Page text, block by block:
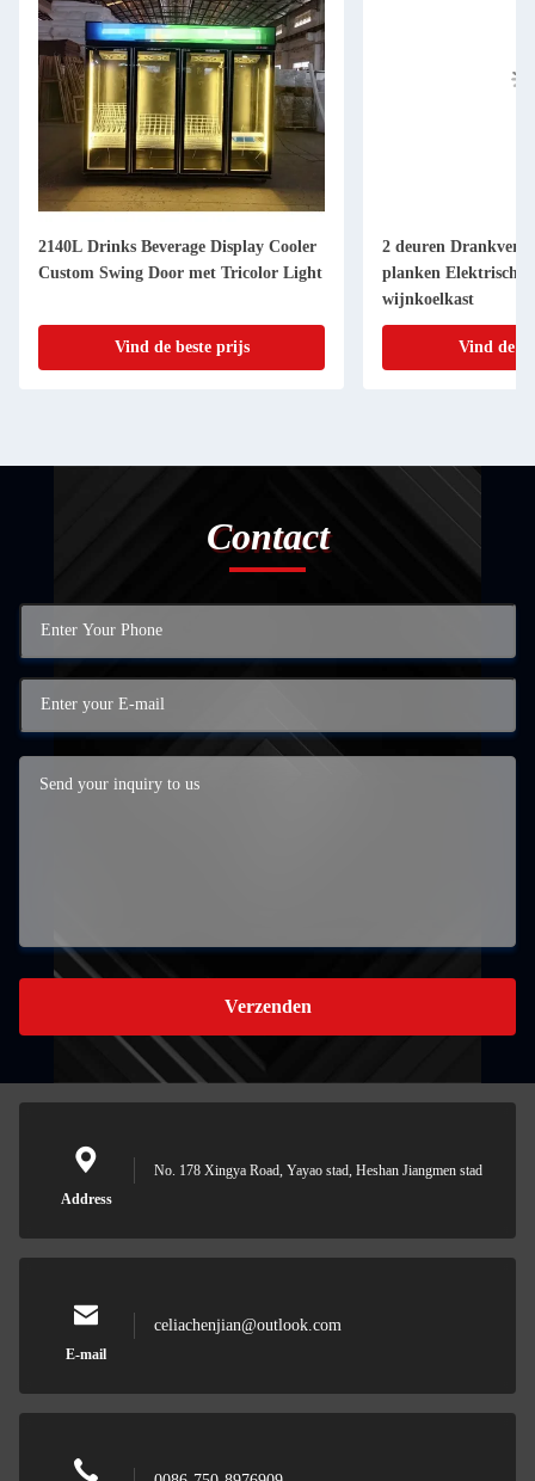
2140L Drinks Beverage Display Cooler
Custom Swing Door met Tricolor Light
Vind de beste prijs
2 deuren
planken Elektrische
wijnkoelkast
Vind de
Contact
Verzenden
Address
No. 178 Xingya Road, Yayao stad, Heshan Jiangmen stad
E-mail
celiachenjian@outlook.com